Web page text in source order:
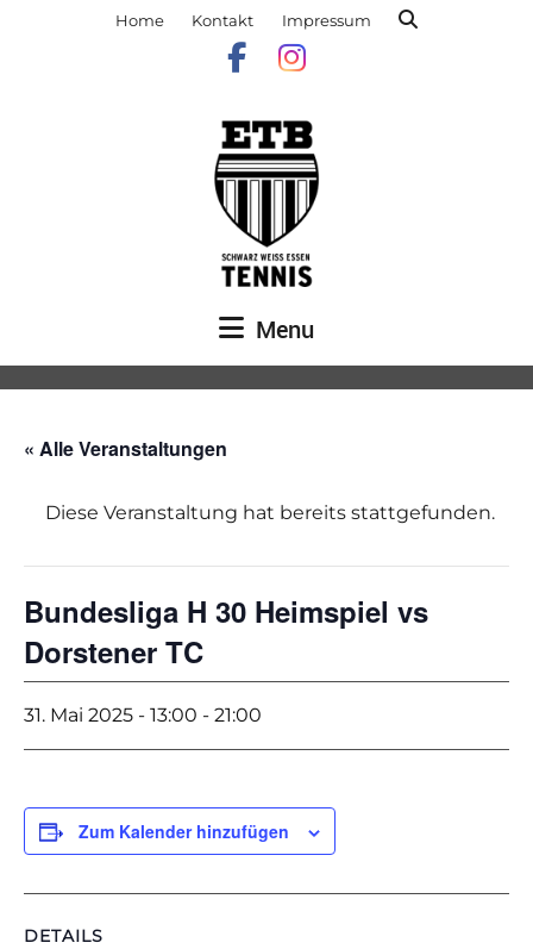
Home Kontakt Impressum
Menu
« Alle Veranstaltungen
Diese Veranstaltung hat bereits stattgefunden.
Bundesliga H 30 Heimspiel vs
Dorstener TC
31. Mai 2025 - 13:00 - 21:00
Zum Kalender hinzufügen
DETAILS